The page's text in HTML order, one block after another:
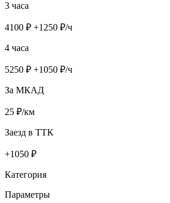
3 часа
4100 ₽ +1250 ₽/ч
4 часа
5250 ₽ +1050 ₽/ч
За МКАД
25 ₽/км
Заезд в ТТК
+1050 ₽
Категория
Параметры